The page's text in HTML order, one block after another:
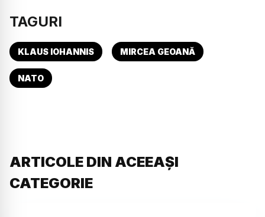
TAGURI
KLAUS IOHANNIS MIRCEA GEOANĂ
NATO
ARTICOLE DIN ACEEAȘI
CATEGORIE